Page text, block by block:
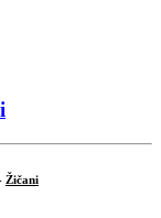
Žičani